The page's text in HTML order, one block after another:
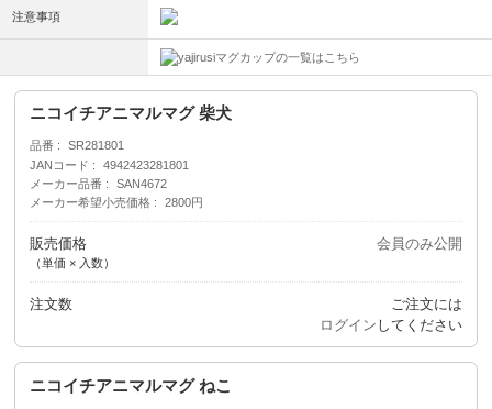
注意事項
マグカップの一覧はこちら
ニコイチアニマルマグ 柴犬
品番
SR281801
JANコード
4942423281801
メーカー品番
SAN4672
メーカー希望小売価格
2800円
販売価格
（単価 × 入数）
会員のみ公開
注文数
ご注文には
ログイン してください
ニコイチアニマルマグ ねこ